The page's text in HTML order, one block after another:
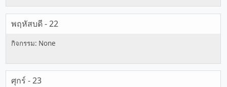
พฤหัสบดี - 22
ศุกร์ - 23